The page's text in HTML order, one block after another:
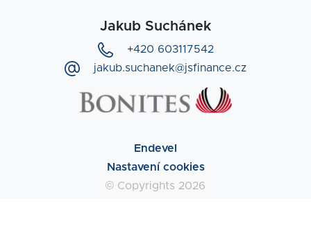
Endevel
Nastavení cookies
© Copyrights 2026
Jakub Suchánek
+420 603117542
jakub.suchanek@jsfinance.cz